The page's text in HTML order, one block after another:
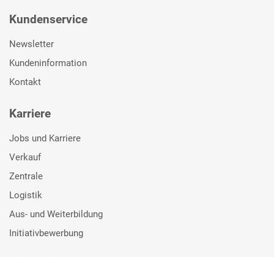
Kundenservice
Newsletter
Kundeninformation
Kontakt
Karriere
Jobs und Karriere
Verkauf
Zentrale
Logistik
Aus- und Weiterbildung
Initiativbewerbung